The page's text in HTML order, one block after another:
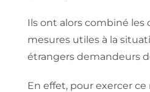
Ils ont alors combiné les
mesures utiles à la
étrangers demandeurs
En effet, pour exercer ce